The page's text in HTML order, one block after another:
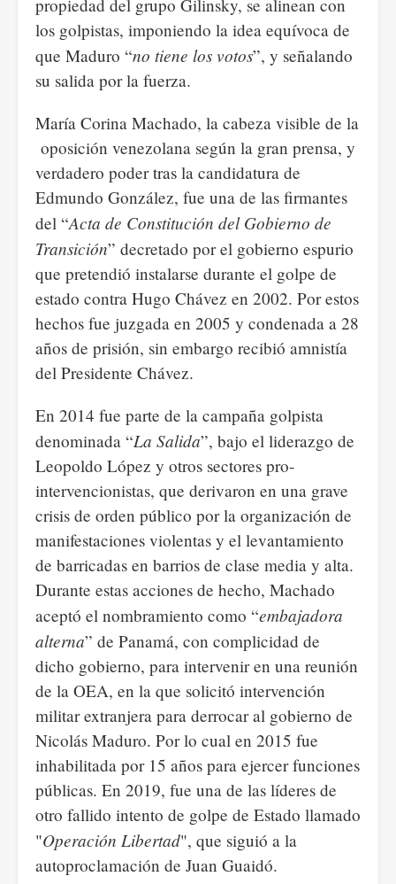
propiedad del grupo Gilinsky, se alinean con
los golpistas, imponiendo la idea equívoca de
que Maduro “no tiene los votos”, y señalando
su salida por la fuerza.
María Corina Machado, la cabeza visible de la
oposición venezolana según la gran prensa, y
verdadero poder tras la candidatura de
Edmundo González, fue una de las firmantes
del “Acta de Constitución del Gobierno de
Transición” decretado por el gobierno espurio
que pretendió instalarse durante el golpe de
estado contra Hugo Chávez en 2002. Por estos
hechos fue juzgada en 2005 y condenada a 28
años de prisión, sin embargo recibió amnistía
del Presidente Chávez.
En 2014 fue parte de la campaña golpista
denominada “La Salida”, bajo el liderazgo de
Leopoldo López y otros sectores pro-
intervencionistas, que derivaron en una grave
crisis de orden público por la organización de
manifestaciones violentas y el levantamiento
de barricadas en barrios de clase media y alta.
Durante estas acciones de hecho, Machado
aceptó el nombramiento como “embajadora
alterna” de Panamá, con complicidad de
dicho gobierno, para intervenir en una reunión
de la OEA, en la que solicitó intervención
militar extranjera para derrocar al gobierno de
Nicolás Maduro. Por lo cual en 2015 fue
inhabilitada por 15 años para ejercer funciones
públicas. En 2019, fue una de las líderes de
otro fallido intento de golpe de Estado llamado
"Operación Libertad", que siguió a la
autoproclamación de Juan Guaidó.